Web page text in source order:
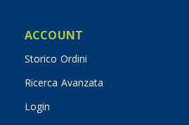
ACCOUNT
Storico Ordini
Ricerca Avanzata
Login